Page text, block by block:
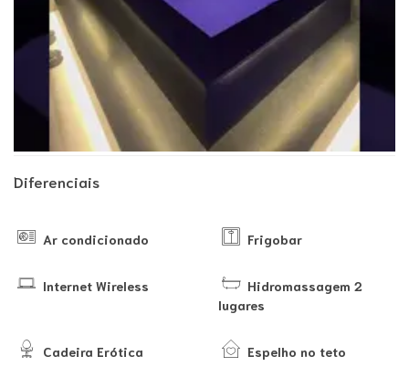
Diferenciais
Ar condicionado Frigobar
Internet Wireless
Hidromassagem 2
lugares
Cadeira Erótica Espelho no teto